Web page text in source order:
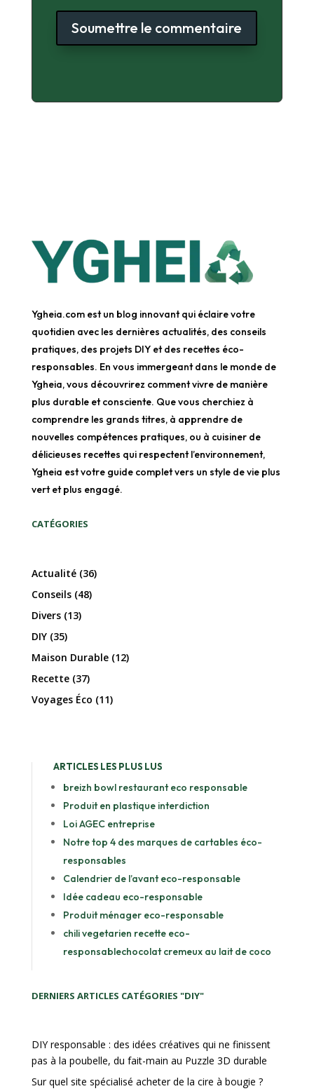
Soumettre le commentaire
Ygheia.com est un blog innovant qui éclaire votre
quotidien avec les dernières actualités, des conseils
pratiques, des projets DIY et des recettes éco-
responsables. En vous immergeant dans le monde de
Ygheia, vous découvrirez comment vivre de manière
plus durable et consciente. Que vous cherchiez à
comprendre les grands titres, à apprendre de
nouvelles compétences pratiques, ou à cuisiner de
délicieuses recettes qui respectent l’environnement,
Ygheia est votre guide complet vers un style de vie plus
vert et plus engagé.
CATÉGORIES
Actualité(36)
Conseils(48)
Divers(13)
DIY(35)
Maison Durable(12)
Recette(37)
Voyages Éco (11)
ARTICLES LES PLUS LUS
breizh bowl restaurant eco responsable
Produit en plastique interdiction
Loi AGEC entreprise
Notre top 4 des marques de cartables éco-
responsables
Calendrier de l’avant eco-responsable
Idée cadeau eco-responsable
Produit ménager eco-responsable
chili vegetarien recette eco-
responsablechocolat cremeux au lait de coco
DERNIERS ARTICLES CATÉGORIES "DIY"
DIY responsable : des idées créatives qui ne finissent
pas à la poubelle, du fait-main au Puzzle 3D durable
Sur quel site spécialisé acheter de la cire à bougie ?